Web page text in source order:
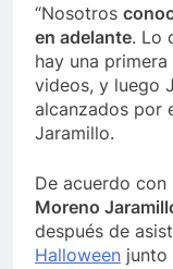
“Nosotros
en adelante. Lo
hay una
videos, y luego
alcanzados por
Jaramillo.
De acuerdo con
Moreno
después de
Halloween junto